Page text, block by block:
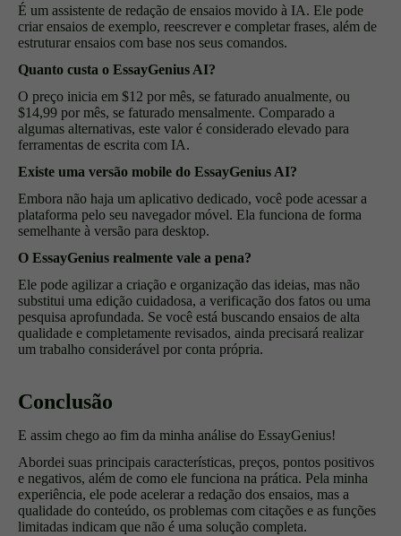
É um assistente de redação de ensaios movido à IA. Ele pode
criar ensaios de exemplo, reescrever e completar frases, além de
estruturar ensaios com base nos seus comandos.
Quanto custa o EssayGenius AI?
O preço inicia em $12 por mês, se faturado anualmente, ou
$14,99 por mês, se faturado mensalmente. Comparado a
algumas alternativas, este valor é considerado elevado para
ferramentas de escrita com IA.
Existe uma versão mobile do EssayGenius AI?
Embora não haja um aplicativo dedicado, você pode acessar a
plataforma pelo seu navegador móvel. Ela funciona de forma
semelhante à versão para desktop.
O EssayGenius realmente vale a pena?
Ele pode agilizar a criação e organização das ideias, mas não
substitui uma edição cuidadosa, a verificação dos fatos ou uma
pesquisa aprofundada. Se você está buscando ensaios de alta
qualidade e completamente revisados, ainda precisará realizar
um trabalho considerável por conta própria.
Conclusão
E assim chego ao fim da minha análise do EssayGenius!
Abordei suas principais características, preços, pontos positivos
e negativos, além de como ele funciona na prática. Pela minha
experiência, ele pode acelerar a redação dos ensaios, mas a
qualidade do conteúdo, os problemas com citações e as funções
limitadas indicam que não é uma solução completa.